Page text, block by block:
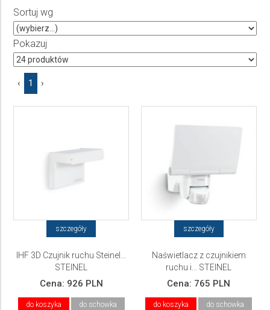
Producent
Wybierz producenta
Cena
Sortuj wg
Pokazuj
‹ 1 ›
szczegóły
IHF 3D Czujnik ruchu Steinel...
STEINEL
Cena: 926 PLN
do koszyka do schowka
szczegóły
Naświetlacz z czujnikiem
ruchu i... STEINEL
Cena: 765 PLN
do koszyka do schowka